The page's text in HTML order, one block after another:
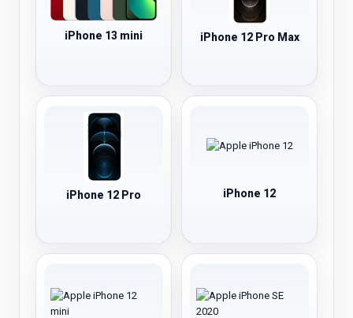
iPhone 13 mini iPhone 12 Pro Max
iPhone 12 Pro iPhone 12